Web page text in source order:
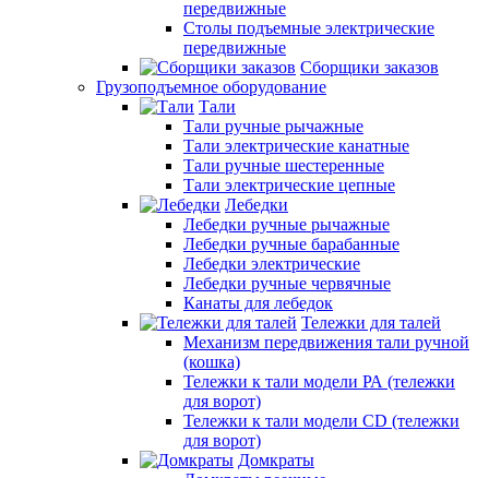
передвижные
Столы подъемные электрические
передвижные
Сборщики заказов
Грузоподъемное оборудование
Тали
Тали ручные рычажные
Тали электрические канатные
Тали ручные шестеренные
Тали электрические цепные
Лебедки
Лебедки ручные рычажные
Лебедки ручные барабанные
Лебедки электрические
Лебедки ручные червячные
Канаты для лебедок
Тележки для талей
Механизм передвижения тали ручной
(кошка)
Тележки к тали модели РА (тележки
для ворот)
Тележки к тали модели CD (тележки
для ворот)
Домкраты